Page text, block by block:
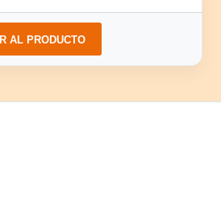
IR AL PRODUCTO